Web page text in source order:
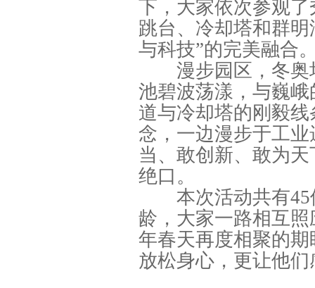
下，大家依次参观
跳台、冷却塔和群
与科技”的完美融合
漫步园区，冬奥
池碧波荡漾，与巍
道与冷却塔的刚毅
念，一边漫步于工
当、敢创新、敢为
绝口。
本次活动共有45
龄，大家一路相互
年春天再度相聚的
放松身心，更让他